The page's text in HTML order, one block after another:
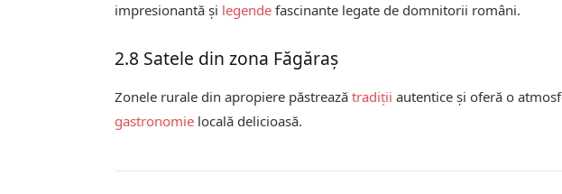
impresionantă și legende fascinante legate de domnitorii români.
2.8 Satele din zona Făgăraș
Zonele rurale din apropiere păstreazătradiții autentice și oferă o
gastronomie locală delicioasă.